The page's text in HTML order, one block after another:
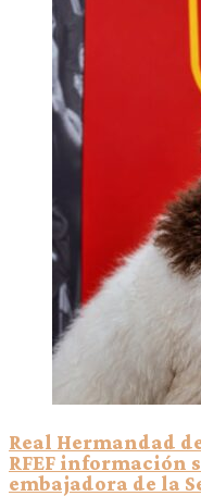
Real Hermandad
RFEF información
embajadora de la